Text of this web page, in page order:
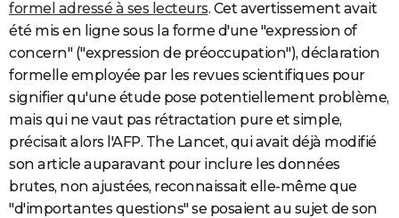
formel adressé à ses lecteurs. Cet avertissement avait
été mis en ligne sous la forme d'une "expression of
concern" ("expression de préoccupation"), déclaration
formelle employée par les revues scientifiques pour
signifier qu'une étude pose potentiellement problème,
mais qui ne vaut pas rétractation pure et simple,
précisait alors l'AFP. The Lancet, qui avait déjà modifié
son article auparavant pour inclure les données
brutes, non ajustées, reconnaissait elle-même que
"d'importantes questions" se posaient au sujet de son